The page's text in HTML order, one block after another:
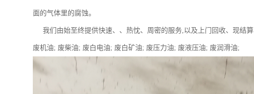
面的气体里的腐蚀。
我们由始至终提供快速、、热忱、周密的服务,以及上门回收、现结
废机油; 废柴油; 废白电油; 废白矿油; 废压力油; 废液压油; 废润滑油;